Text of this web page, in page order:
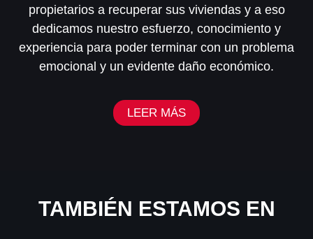
propietarios a recuperar sus viviendas y a eso
dedicamos nuestro esfuerzo, conocimiento y
experiencia para poder terminar con un problema
emocional y un evidente daño económico.
LEER MÁS
TAMBIÉN ESTAMOS EN